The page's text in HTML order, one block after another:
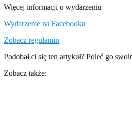
Więcej informacji o wydarzeniu
Wydarzenie na Facebooku
Zobacz regulamin
Podobał ci się ten artykuł? Poleć go
Zobacz także: